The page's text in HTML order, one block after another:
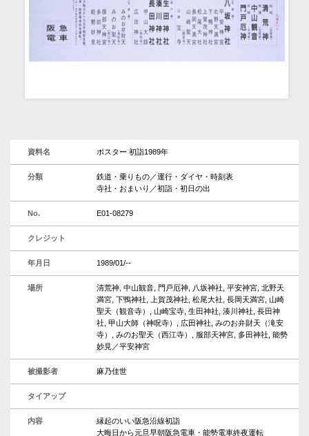
資料名 ポスター 初詣1989年
分類
鉄道・乗りもの／運行・ダイヤ・時刻表
寺社・おまいり／初詣・初日の出
No. E01-08279
クレジット
年月日 1989/01/--
場所
清荒神, 中山観音, 門戸厄神, 八坂神社, 平安神宮, 北野天
満宮, 下鴨神社, 上賀茂神社, 松尾大社, 長岡天満宮, 山崎
聖天（観音寺）, 山崎宝寺, 生田神社, 湊川神社, 長田神
社, 甲山大師（神呪寺）, 広田神社, みのお弁財天（滝安
寺）, みのお聖天（西江寺）, 服部天神宮, 多田神社, 能勢
妙見／平安神宮
被撮影者 麻乃佳世
タイアップ
内容
縁起のいい阪急沿線初詣
大晦日から元旦早朝阪急電車・能勢電車終夜運転